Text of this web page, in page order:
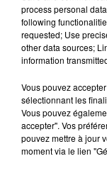
TAME IMPALA & JENNIE
process personal
following
requested; Use
other data sources;
information
Vous pouvez
sélectionnant les
Vous pouvez
accepter". Vos
pouvez mettre à jour
moment via le lien